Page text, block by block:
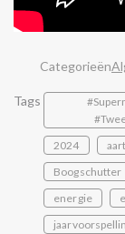
Categorieën
Tags
2024
Boogschutter
energie